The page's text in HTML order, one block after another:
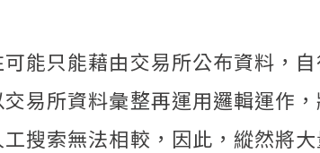
能只能藉由交易所公布資料，
易所資料彙整再運用邏輯運作
搜索無法相較，因此，縱然將